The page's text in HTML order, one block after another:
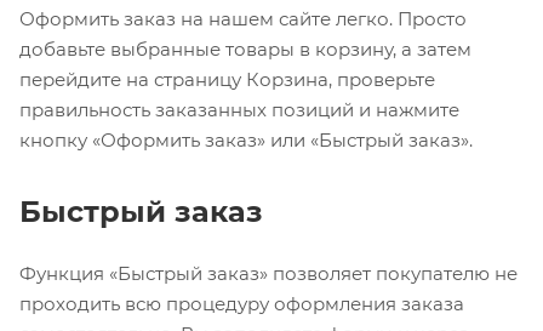
Оформить заказ на нашем сайте легко. Просто
добавьте выбранные товары в корзину, а затем
перейдите на страницу Корзина, проверьте
правильность заказанных позиций и нажмите
кнопку «Оформить заказ» или «Быстрый заказ».
Быстрый заказ
Функция «Быстрый заказ» позволяет покупателю не
проходить всю процедуру оформления заказа